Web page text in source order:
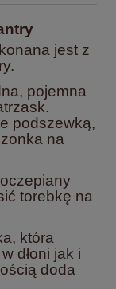
jest z
pojemna
podszewką,
na
torebkę na
która
dłoni jak i
doda